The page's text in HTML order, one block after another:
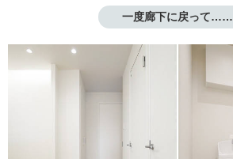
一度廊下に戻って……